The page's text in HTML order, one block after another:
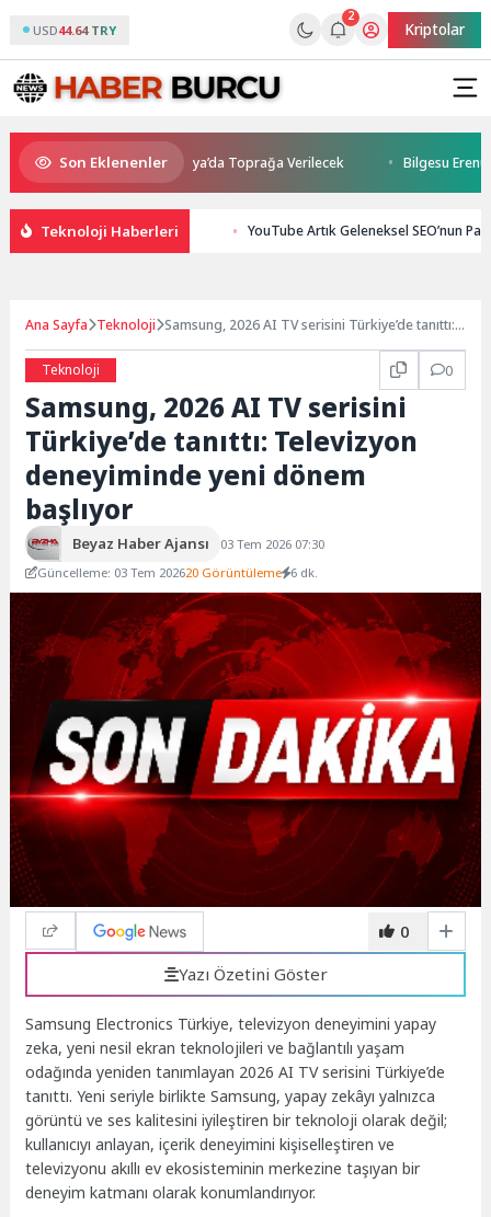
USD44.64 TRY
2
Kriptolar
Son Eklenenler
Kuzey Makedonya’da Toprağa Verilecek Bilgesu Erenus
Teknoloji Haberleri YouTube Artık Geleneksel SEO’nun
Ana Sayfa Teknoloji Samsung, 2026 AI TV serisini Türkiye’de tanıttı:
Teknoloji
0
Samsung, 2026 AI TV serisini
Türkiye’de tanıttı: Televizyon
deneyiminde yeni dönem
başlıyor
Beyaz Haber Ajansı
03 Tem 2026 07:30
Güncelleme: 03 Tem 202620 Görüntüleme 6 dk.
0
Yazı Özetini Göster
Samsung Electronics Türkiye, televizyon deneyimini yapay
zeka, yeni nesil ekran teknolojileri ve bağlantılı yaşam
odağında yeniden tanımlayan 2026 AI TV serisini Türkiye’de
tanıttı. Yeni seriyle birlikte Samsung, yapay zekâyı yalnızca
görüntü ve ses kalitesini iyileştiren bir teknoloji olarak değil;
kullanıcıyı anlayan, içerik deneyimini kişiselleştiren ve
televizyonu akıllı ev ekosisteminin merkezine taşıyan bir
deneyim katmanı olarak konumlandırıyor.